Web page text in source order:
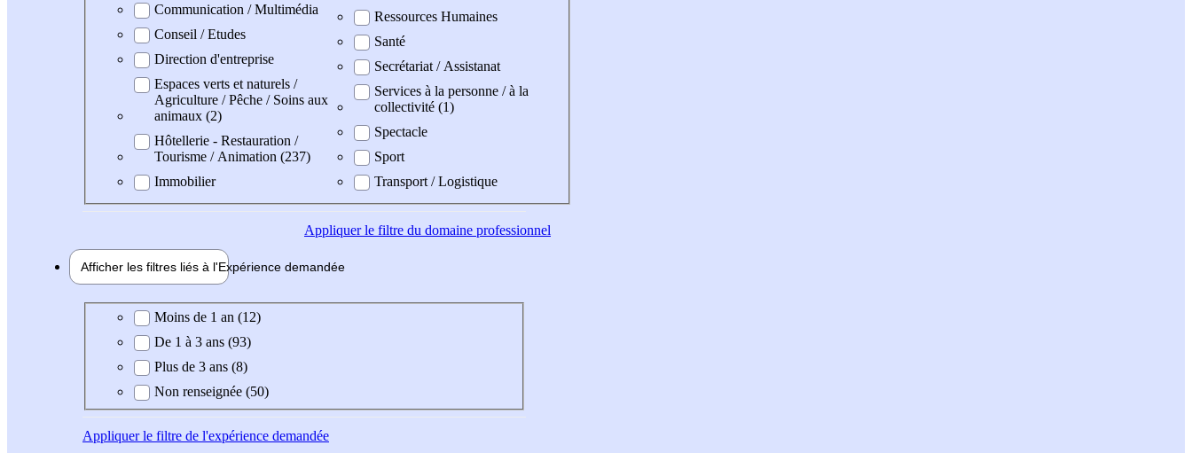
Communication / Multimédia
Conseil / Etudes
Direction d'entreprise
Espaces verts et naturels /
Agriculture / Pêche / Soins aux
animaux (2)
Hôtellerie - Restauration /
Tourisme / Animation (237)
Immobilier
Ressources Humaines
Santé
Secrétariat / Assistanat
Services à la personne / à la
collectivité (1)
Spectacle
Sport
Transport / Logistique
Appliquerle filtre du domaine professionnel
Afficher les filtres liés à l'Expérience demandée
Expérience demandée
Moins de 1 an (12)
De 1 à 3 ans (93)
Plus de 3 ans (8)
Non renseignée (50)
Appliquerle filtre de l'expérience demandée